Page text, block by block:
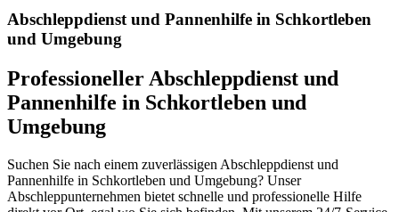
Abschleppdienst und Pannenhilfe in Schkortleben
und Umgebung
Professioneller Abschleppdienst und
Pannenhilfe in Schkortleben und
Umgebung
Suchen Sie nach einem zuverlässigen Abschleppdienst und
Pannenhilfe in Schkortleben und Umgebung? Unser
Abschleppunternehmen bietet schnelle und professionelle Hilfe